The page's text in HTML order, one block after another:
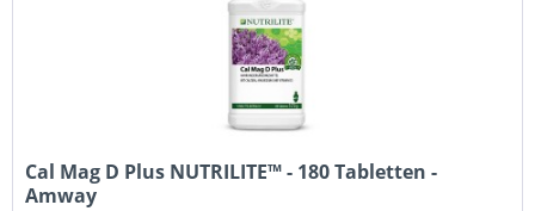
Cal Mag D Plus NUTRILITE™ - 180 Tabletten -
Amway